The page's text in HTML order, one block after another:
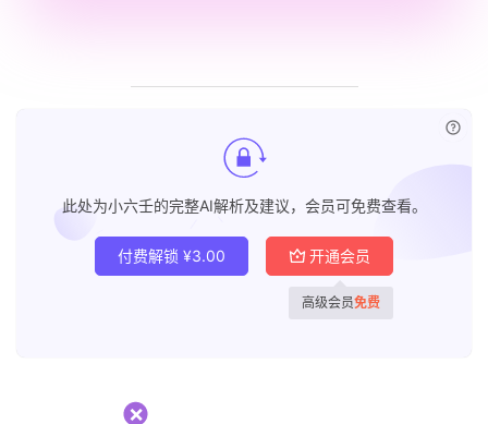
此处为小六壬的完整AI解析及建议，会员可免费查看。
付费解锁 ¥3.00 开通会员
高级会员免费